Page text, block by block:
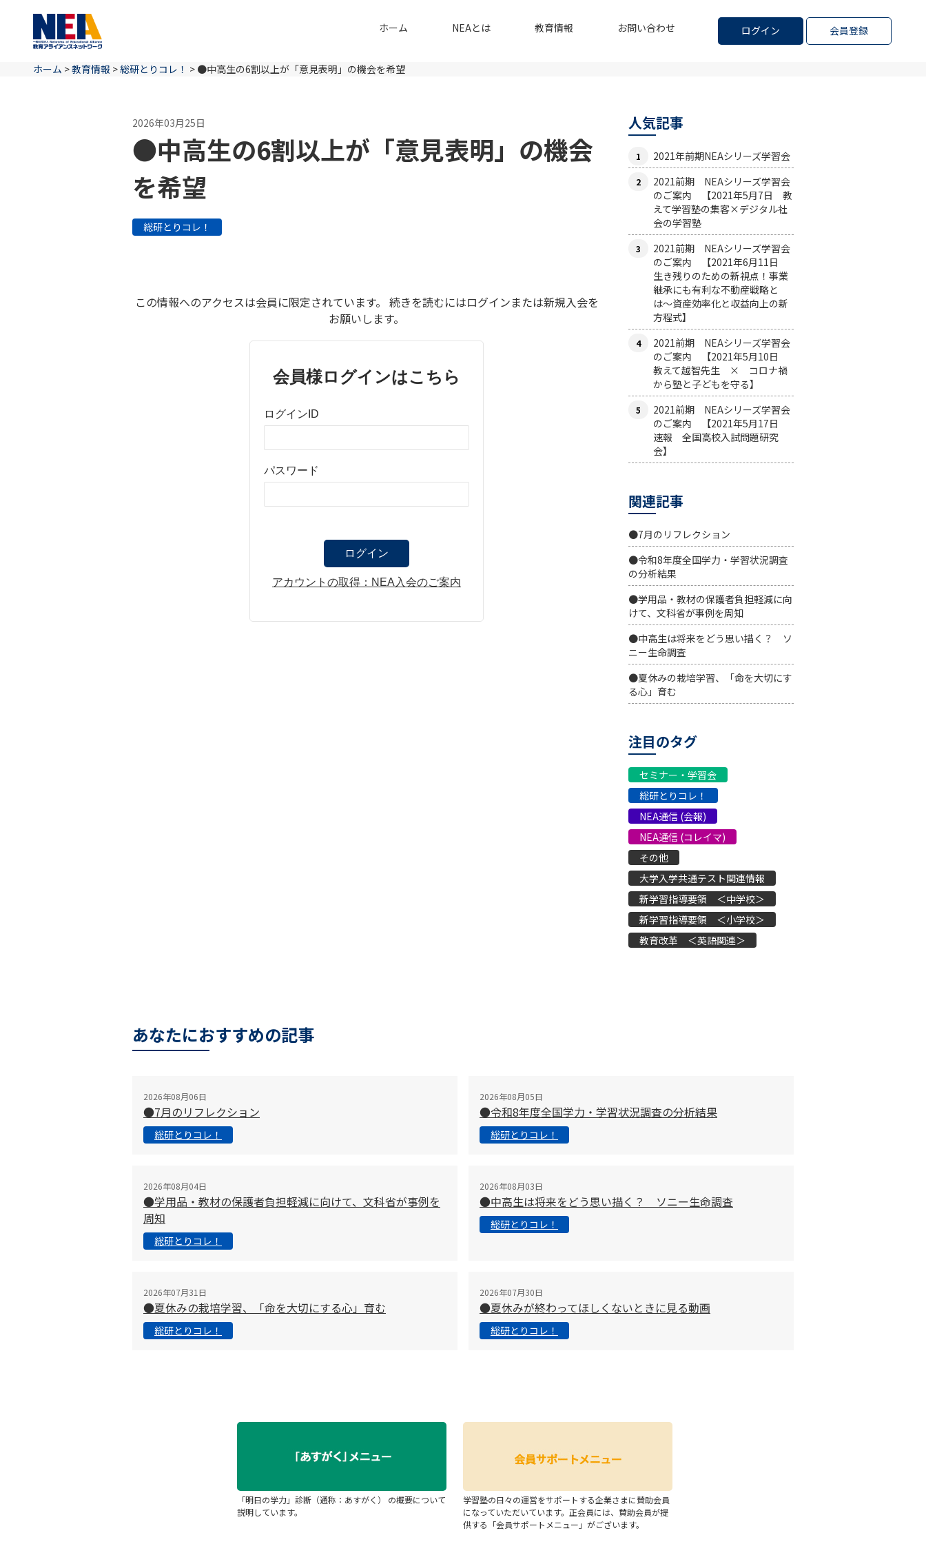
ログイン 会員登録
ホーム NEAとは 教育情報 お問い合わせ
ホーム >教育情報 >総研とりコレ！ > ●中高生の6割以上が「意見表明」の機会を希望
2026年03月25日
●中高生の6割以上が「意見表明」の機会
を希望
総研とりコレ！
この情報へのアクセスは会員に限定されています。 続きを読むにはログインまたは新規入会を
お願いします。
会員様ログインはこちら
ログインID
パスワード
アカウントの取得：NEA入会のご案内
人気記事
2021年前期NEAシリーズ学習会
2021前期 NEAシリーズ学習会
のご案内 【2021年5月7日 教
えて学習塾の集客×デジタル社
会の学習塾
2021前期 NEAシリーズ学習会
のご案内 【2021年6月11日
生き残りのための新視点！事業
継承にも有利な不動産戦略と
は〜資産効率化と収益向上の新
方程式】
2021前期 NEAシリーズ学習会
のご案内 【2021年5月10日
教えて越智先生 × コロナ禍
から塾と子どもを守る】
2021前期 NEAシリーズ学習会
のご案内 【2021年5月17日
速報 全国高校入試問題研究
会】
関連記事
●7月のリフレクション
●令和8年度全国学力・学習状況調査
の分析結果
●学用品・教材の保護者負担軽減に向
けて、文科省が事例を周知
●中高生は将来をどう思い描く？ ソ
ニー生命調査
●夏休みの栽培学習、「命を大切にす
る心」育む
注目のタグ
セミナー・学習会
総研とりコレ！
NEA通信 (会報)
NEA通信 (コレイマ)
その他
大学入学共通テスト関連情報
新学習指導要領 ＜中学校＞
新学習指導要領 ＜小学校＞
教育改革 ＜英語関連＞
あなたにおすすめの記事
2026年08月06日
●7月のリフレクション
総研とりコレ！
2026年08月05日
●令和8年度全国学力・学習状況調査の分析結果
総研とりコレ！
2026年08月04日
●学用品・教材の保護者負担軽減に向けて、文科省が事例を
周知
総研とりコレ！
2026年08月03日
●中高生は将来をどう思い描く？ ソニー生命調査
総研とりコレ！
2026年07月31日
●夏休みの栽培学習、「命を大切にする心」育む
総研とりコレ！
2026年07月30日
●夏休みが終わってほしくないときに見る動画
総研とりコレ！
「明日の学力」診断（通称：あすがく） の概要について
説明しています。
学習塾の日々の運営をサポートする企業さまに賛助会員
になっていただいています。正会員には、賛助会員が提
供する「会員サポートメニュー」がございます。